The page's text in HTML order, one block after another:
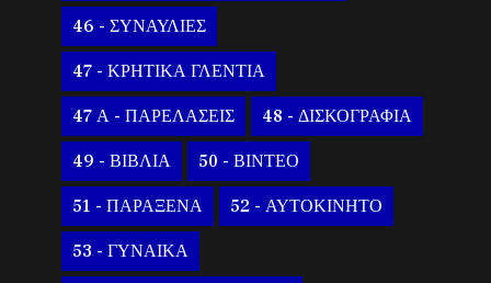
46 - ΣΥΝΑΥΛΙΕΣ
47 - ΚΡΗΤΙΚΑ ΓΛΕΝΤΙΑ
47 Α - ΠΑΡΕΛΑΣΕΙΣ 48 - ΔΙΣΚΟΓΡΑΦΙΑ
49 - ΒΙΒΛΙΑ 50 - ΒΙΝΤΕΟ
51 - ΠΑΡΑΞΕΝΑ 52 - ΑΥΤΟΚΙΝΗΤΟ
53 - ΓΥΝΑΙΚΑ